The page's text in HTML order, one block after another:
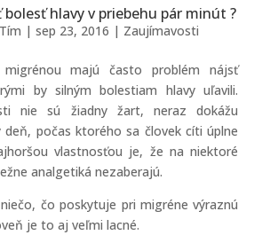
hlavy v priebehu pár minút ?
| sep 23, 2016 | Zaujímavosti
migrénou majú často problém nájsť
by silným bolestiam hlavy uľavili.
nie sú žiadny žart, neraz dokážu
deň, počas ktorého sa človek cíti úplne
vlastnosťou je, že na niektoré
analgetiká nezaberajú.
čo poskytuje pri migréne výraznú
je to aj veľmi lacné.